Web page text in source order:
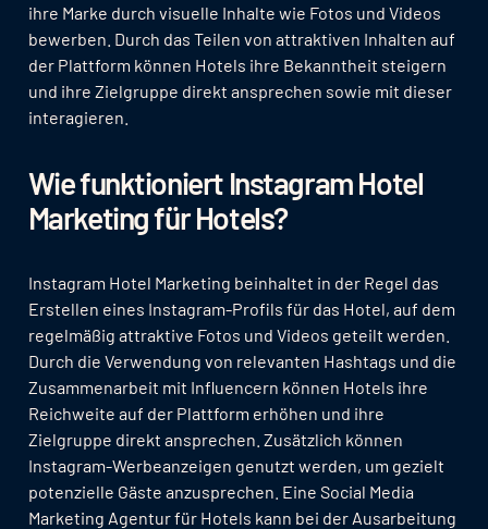
ihre Marke durch visuelle Inhalte wie Fotos und Videos
bewerben. Durch das Teilen von attraktiven Inhalten auf
der Plattform können Hotels ihre Bekanntheit steigern
und ihre Zielgruppe direkt ansprechen sowie mit dieser
interagieren.
Wie funktioniert Instagram Hotel
Marketing für Hotels?
Instagram Hotel Marketing beinhaltet in der Regel das
Erstellen eines Instagram-Profils für das Hotel, auf dem
regelmäßig attraktive Fotos und Videos geteilt werden.
Durch die Verwendung von relevanten Hashtags und die
Zusammenarbeit mit Influencern können Hotels ihre
Reichweite auf der Plattform erhöhen und ihre
Zielgruppe direkt ansprechen. Zusätzlich können
Instagram-Werbeanzeigen genutzt werden, um gezielt
potenzielle Gäste anzusprechen. Eine Social Media
Marketing Agentur für Hotels kann bei der Ausarbeitung